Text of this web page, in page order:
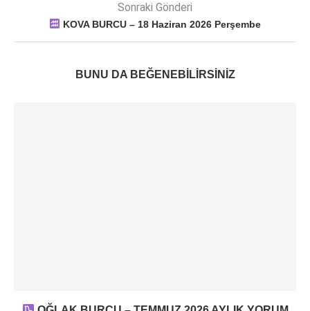
Sonraki Gönderi
KOVA BURCU – 18 Haziran 2026 Perşembe
BUNU DA BEĞENEBILIRSINIZ